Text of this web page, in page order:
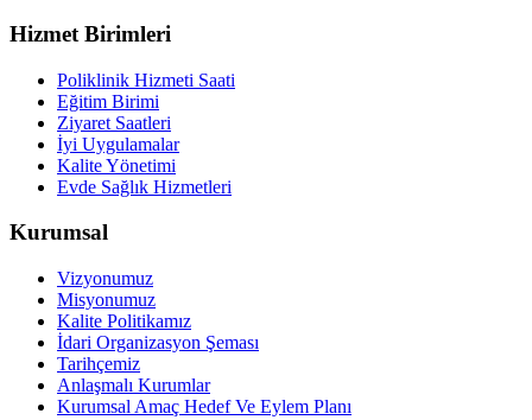
Hizmet Birimleri
Poliklinik Hizmeti Saati
Eğitim Birimi
Ziyaret Saatleri
İyi Uygulamalar
Kalite Yönetimi
Evde Sağlık Hizmetleri
Kurumsal
Vizyonumuz
Misyonumuz
Kalite Politikamız
İdari Organizasyon Şeması
Tarihçemiz
Anlaşmalı Kurumlar
Kurumsal Amaç Hedef Ve Eylem Planı